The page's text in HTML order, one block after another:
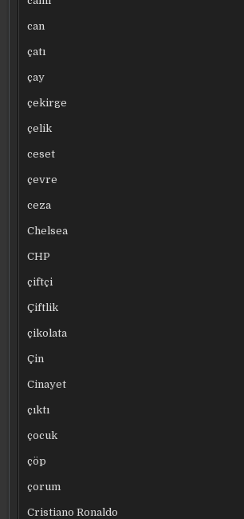
can
çatı
çay
çekirge
çelik
ceset
çevre
ceza
Chelsea
CHP
çiftçi
Çiftlik
çikolata
Çin
Cinayet
çıktı
çocuk
çöp
çorum
Cristiano Ronaldo